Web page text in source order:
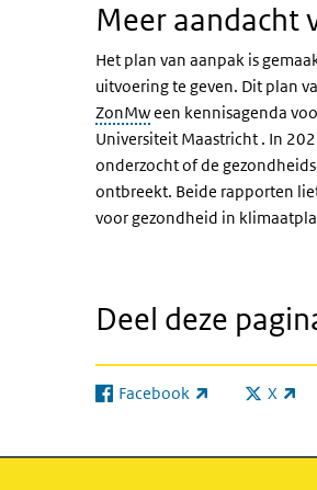
Meer aandacht
Het plan van aanpak is
uitvoering te geven. Dit plan
ZonMween kennisagenda
Universiteit Maastricht . In
onderzocht of de
ontbreekt. Beide rapporten
voor gezondheid in
Deel deze
Facebook
(externe link) X
(externe